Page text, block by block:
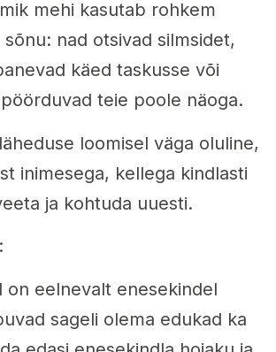
mehi kasutab rohkem
nad otsivad silmsidet,
käed taskusse või
teie poole näoga.
loomisel väga oluline,
inimesega, kellega kindlasti
ja kohtuda uuesti.
on eelnevalt enesekindel
sageli olema edukad ka